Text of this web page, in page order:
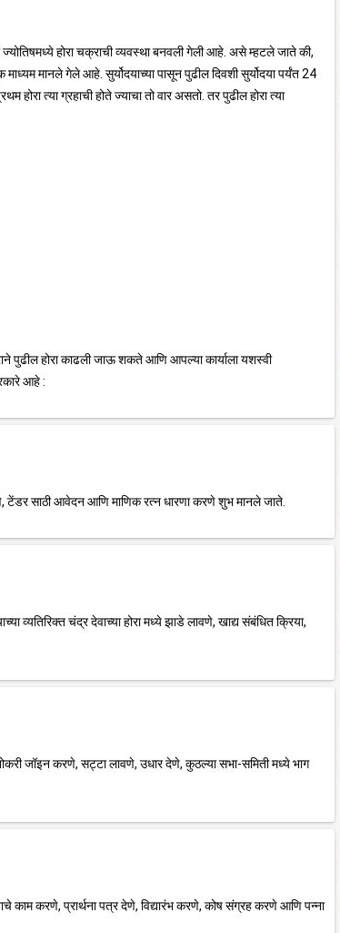
ज्योतिषमध्ये होरा चक्राची व्यवस्था बनवली गेली आहे. असे म्हटले जाते की,
माध्यम मानले गेले आहे. सुर्योदयाच्या पासून पुढील दिवशी सुर्योदया पर्यंत 24
होरा त्या ग्रहाची होते ज्याचा तो वार असतो. तर पुढील होरा त्या
पुढील होरा काढली जाऊ शकते आणि आपल्या कार्याला यशस्वी
आहे :
टेंडर साठी आवेदन आणि माणिक रत्न धारणा करणे शुभ मानले जाते.
व्यतिरिक्त चंद्र देवाच्या होरा मध्ये झाडे लावणे, खाद्य संबंधित क्रिया,
जॉइन करणे, सट्टा लावणे, उधार देणे, कुठल्या सभा-समिती मध्ये भाग
काम करणे, प्रार्थना पत्र देणे, विद्यारंभ करणे, कोष संग्रह करणे आणि पन्ना